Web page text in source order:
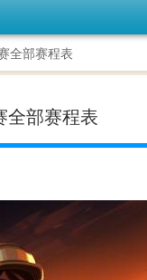
全部赛程表
全部赛程表